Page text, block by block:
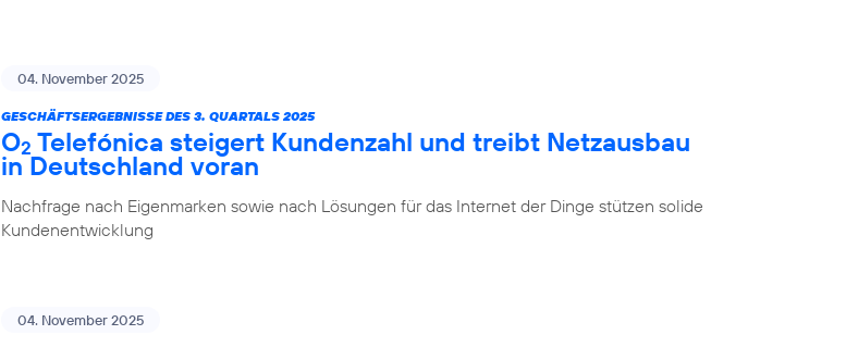
04. November 2025
GESCHÄFTSERGEBNISSE DES 3. QUARTALS 2025
O2 Telefónica steigert Kundenzahl und treibt Netzausbau
in Deutschland voran
Nachfrage nach Eigenmarken sowie nach Lösungen für das Internet der Dinge stützen solide
Kundenentwicklung
04. November 2025